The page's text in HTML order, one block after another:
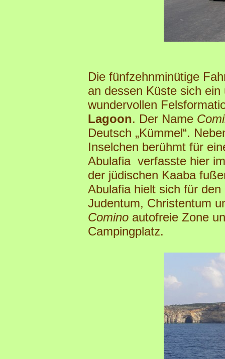
Die fünfzehnminütige
an dessen Küste sich
wundervollen
Lagoon. Der Name
Deutsch „Kümmel“.
Inselchen berühmt für
Abulafia verfasste hier
der jüdischen Kaaba
Abulafia hielt sich für
Judentum, Christentum
Comino autofreie Zone
Campingplatz.